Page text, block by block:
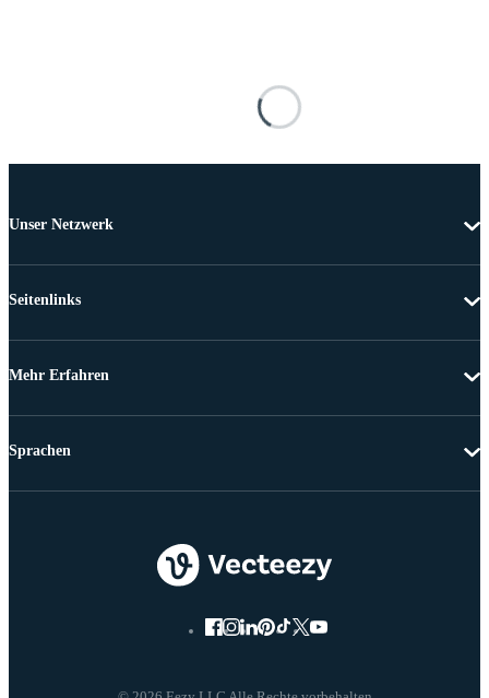
Unser Netzwerk
Seitenlinks
Mehr Erfahren
Sprachen